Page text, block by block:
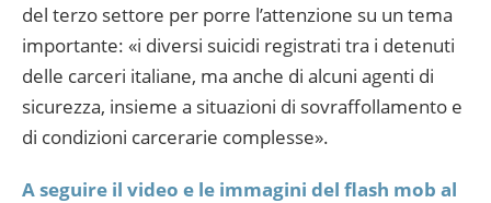
del terzo settore per porre l’attenzione su un tema
importante: «i diversi suicidi registrati tra i detenuti
delle carceri italiane, ma anche di alcuni agenti di
sicurezza, insieme a situazioni di sovraffollamento e
di condizioni carcerarie complesse».
A seguire il video e le immagini del flash mob al